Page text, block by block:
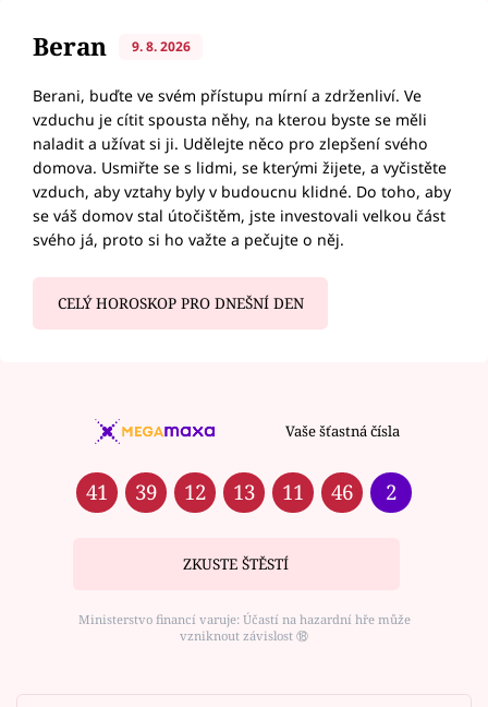
Beran 9. 8. 2026
Berani, buďte ve svém přístupu mírní a zdrženliví. Ve
vzduchu je cítit spousta něhy, na kterou byste se měli
naladit a užívat si ji. Udělejte něco pro zlepšení svého
domova. Usmiřte se s lidmi, se kterými žijete, a vyčistěte
vzduch, aby vztahy byly v budoucnu klidné. Do toho, aby
se váš domov stal útočištěm, jste investovali velkou část
svého já, proto si ho važte a pečujte o něj.
CELÝ HOROSKOP PRO DNEŠNÍ DEN
Vaše šťastná čísla
41 39 12 13 11 46 2
ZKUSTE ŠTĚSTÍ
Ministerstvo financí varuje: Účastí na hazardní hře může
vzniknout závislost ⑱